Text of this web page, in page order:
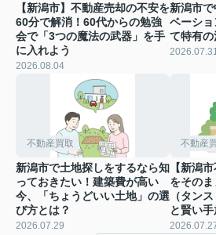
【新潟市】不動産売却の不安を
60分で解消！60代からの勉強
会で「3つの魔法の武器」を手
に入れよう
2026.08.04
新潟市
ベーシ
て特有
2026.07.31
不動産買取
新潟市で土地探しをするなら知
っておきたい！建築費が高い
今、「ちょうどいい土地」の選
び方とは？
2026.07.29
不動産
【新潟
をその
（タン
と賢い